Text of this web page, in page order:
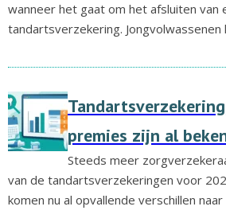
wanneer het gaat om het afsluiten van
tandartsverzekering. Jongvolwassenen
premies zijn al
Steeds meer
van de tandartsverzekeringen voor
komen nu al opvallende verschillen naar